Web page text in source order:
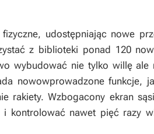
udostępniając nowe
z biblioteki ponad 120
wybudować nie tylko willę ale
nowowprowadzone funkcje,
rakiety. Wzbogacony ekran
kontrolować nawet pięć razy